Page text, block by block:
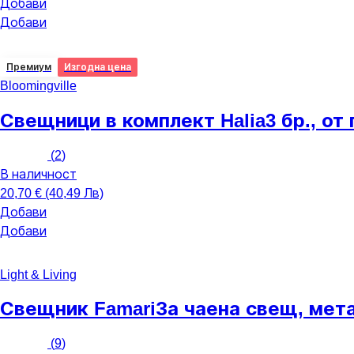
Добави
Добави
Премиум Изгодна цена
Bloomingville
Свещници в комплект Halia3 бр., от
(2)
В наличност
20,70 € (40,49 Лв)
Добави
Добави
Light & Living
Свещник FamariЗа чаена свещ,
(9)